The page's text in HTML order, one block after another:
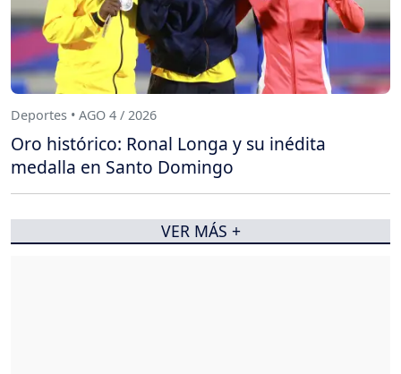
Deportes • AGO 4 / 2026
Oro histórico: Ronal Longa y su inédita
medalla en Santo Domingo
VER MÁS +